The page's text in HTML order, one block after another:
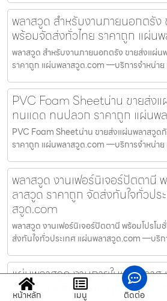
พลาสวูด สำหรับงานภายนอกตรัง
พร้อมจัดส่งทั่วไทย ราคาถูก แผ่น
พลาสวูด สำหรับงานภายนอกตรัง ขายส่งแผ่
ราคาถูก แผ่นพลาสวูด.com —บริการจำหน่า
PVC Foam Sheetน่าน ขายส่ง
ทนแดด ทนปลวก ราคาถูก แผ่นพ
PVC Foam Sheetน่าน ขายส่งแผ่นพลาสวู
ราคาถูก แผ่นพลาสวูด.com —บริการจำหน่า
พลาสวูด งานเฟอร์นิเจอร์ปัตตานี
ลาสวูด ราคาถูก จัดส่งทันใจทั่วปร
สวูด.com
พลาสวูด งานเฟอร์นิเจอร์ปัตตานี พร้อมโปรโ
ส่งทันใจทั่วประเทศ แผ่นพลาสวูด.com —บริก
แผ่นพลาสวูด งานภายในนราธิวา
ลาสวูดขายส่งทั่วไทย ทุกจังหวัด
หน้าหลัก เมนู ติดต่อ